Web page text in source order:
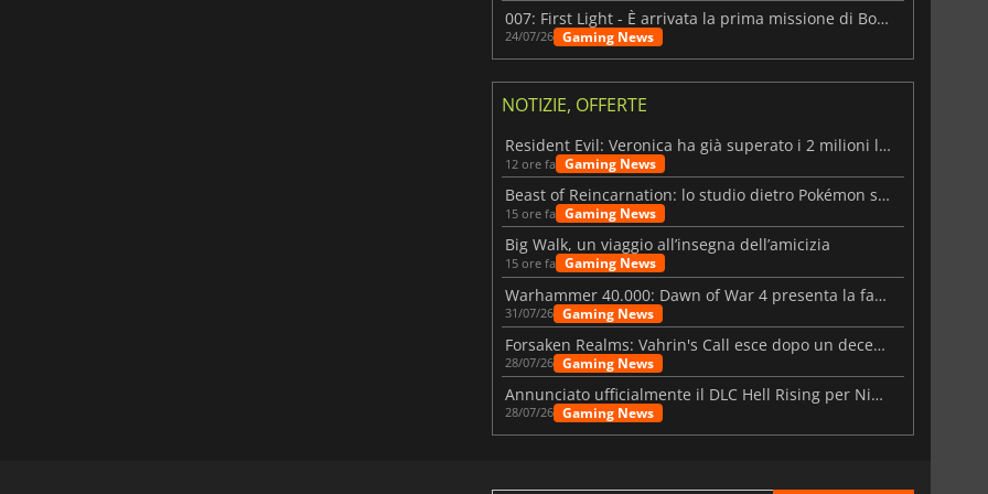
007: First Light - È arrivata la prima missione di Bond dopo il lancio
24/07/26 Gaming News
NOTIZIE, OFFERTE
Resident Evil: Veronica ha già superato i 2 milioni liste dei desideri
12 ore fa Gaming News
Beast of Reincarnation: lo studio dietro Pokémon su una nuova strada
15 ore fa Gaming News
Big Walk, un viaggio all’insegna dell’amicizia
15 ore fa Gaming News
Warhammer 40.000: Dawn of War 4 presenta la fazione dei Necron
31/07/26 Gaming News
Forsaken Realms: Vahrin's Call esce dopo un decennio di sviluppo
28/07/26 Gaming News
Annunciato ufficialmente il DLC Hell Rising per Nioh 3
28/07/26 Gaming News